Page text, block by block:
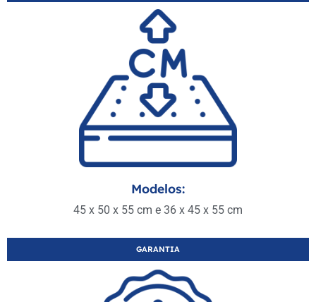
Modelos:
45 x 50 x 55 cm e 36 x 45 x 55 cm
GARANTIA